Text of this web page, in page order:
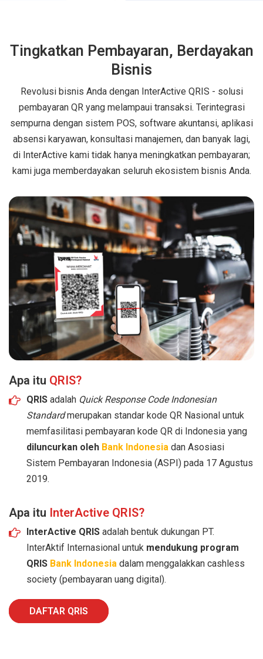
Tingkatkan Pembayaran, Berdayakan
Bisnis
Revolusi bisnis Anda dengan InterActive QRIS - solusi
pembayaran QR yang melampaui transaksi. Terintegrasi
sempurna dengan sistem POS, software akuntansi, aplikasi
absensi karyawan, konsultasi manajemen, dan banyak lagi,
di InterActive kami tidak hanya meningkatkan pembayaran;
kami juga memberdayakan seluruh ekosistem bisnis Anda.
Apa itu QRIS?
QRIS adalah Quick Response Code Indonesian
Standardmerupakan standar kode QR Nasional untuk
memfasilitasi pembayaran kode QR di Indonesia yang
diluncurkan oleh Bank Indonesia dan Asosiasi
Sistem Pembayaran Indonesia (ASPI) pada 17 Agustus
2019.
Apa itu InterActive QRIS?
InterActive QRIS adalah bentuk dukungan PT.
InterAktif Internasional untuk mendukung program
QRIS Bank Indonesia dalam menggalakkan cashless
society (pembayaran uang digital).
DAFTAR QRIS